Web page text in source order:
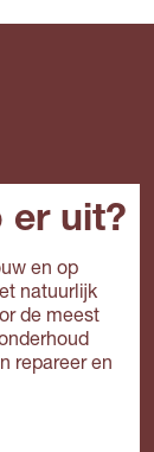
er uit?
en op
natuurlijk
de meest
repareer en